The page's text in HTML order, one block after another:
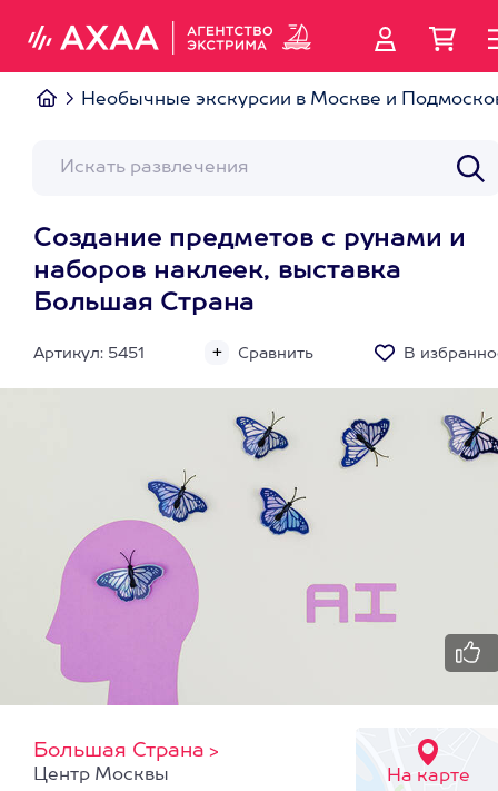
Необычные экскурсии в Москве и
Создание предметов с рунами и
наборов наклеек, выставка
Большая Страна
Артикул: 5451 Сравнить В
Большая Страна >
На карте
Центр Москвы